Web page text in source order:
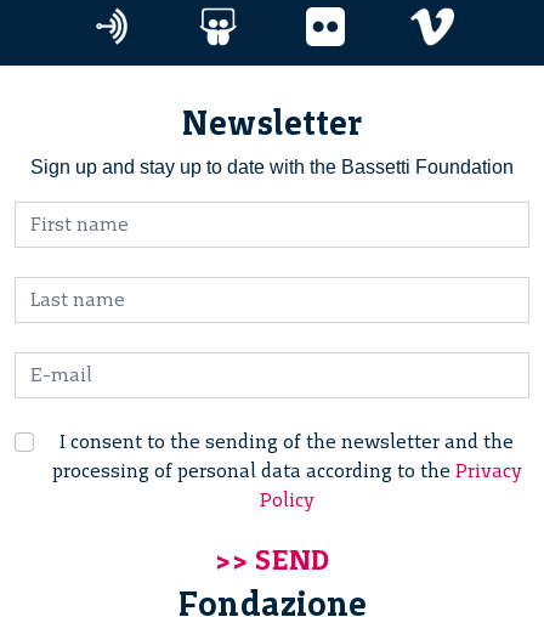
Newsletter
Sign up and stay up to date with the Bassetti Foundation
I consent to the sending of the newsletter and the
processing of personal data according to the Privacy
Policy
Fondazione